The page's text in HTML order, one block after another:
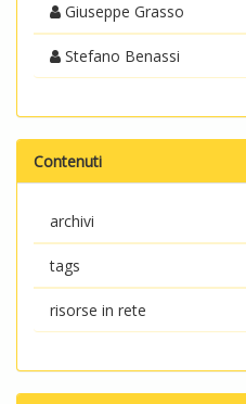
Giuseppe Grasso
Stefano Benassi
Contenuti
archivi
tags
risorse in rete